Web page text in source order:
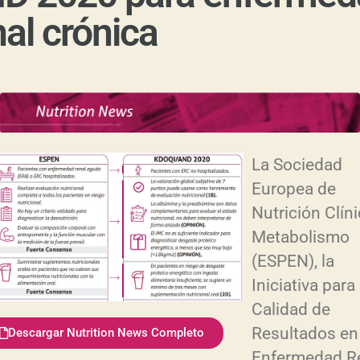
crónica
Descargar Nutrition News Completo
La Sociedad
Europea de
Nutrición
Metabolismo
(ESPEN), la
Iniciativa para
Calidad de
Resultados